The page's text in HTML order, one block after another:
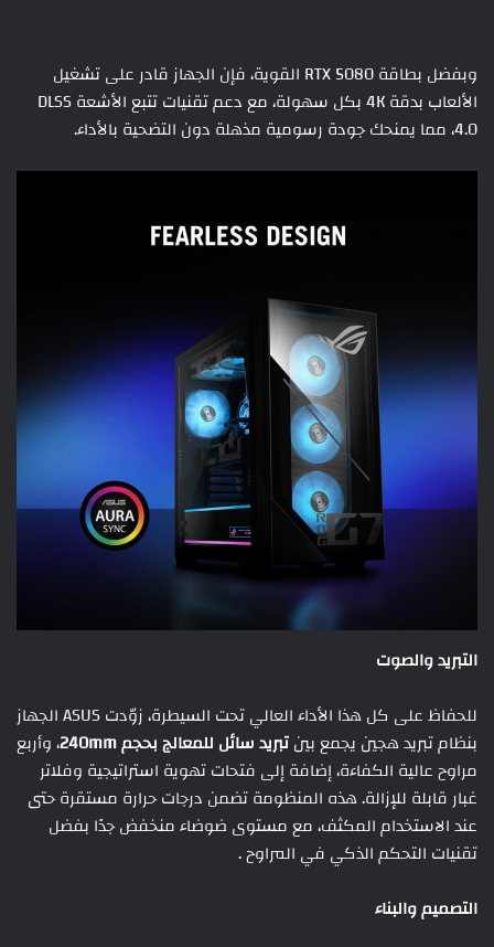
وبفضل بطاقة RTX 5080 القوية، فإن الجهاز قادر على تشغيل
الألعاب بدقة 4K بكل سهولة، مع دعم تقنيات تتبع الأشعة DLSS
4.0، مما يمنحك جودة رسومية مذهلة دون التضحية بالأداء.
التبريد والصوت
للحفاظ على كل هذا الأداء العالي تحت السيطرة، زوّدت ASUS الجهاز
بنظام تبريد هجين يجمع بينتبريد سائل للمعالج بحجم 240mm
، وأربع
مراوح عالية الكفاءة، إضافة إلى فتحات تهوية استراتيجية وفلاتر
غبار قابلة للإزالة. هذه المنظومة تضمن درجات حرارة مستقرة حتى
عند الاستخدام المكثف، مع مستوى ضوضاء منخفض جدًا بفضل
تقنيات التحكم الذكي في المراوح .
التصميم والبناء